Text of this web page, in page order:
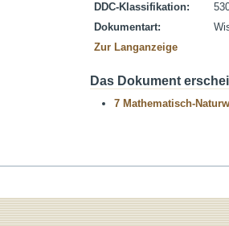
DDC-Klassifikation:
Dokumentart:
Zur Langanzeige
Das Dokument
7 Mathematisch-